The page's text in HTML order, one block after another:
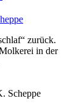
zurück.
in der
Scheppe